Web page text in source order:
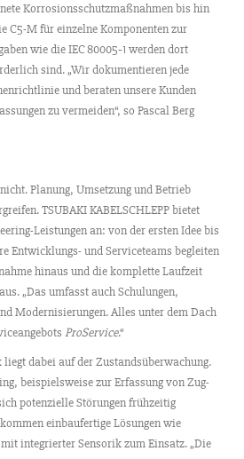
Korrosionsschutzmaßnahmen bis hin
C5-M für einzelne Komponenten zur
wie die IEC 80005‑1 werden dort
sind. „Wir dokumentieren jede
und beraten unsere Kunden
zu vermeiden“, so Pascal Berg
Planung, Umsetzung und Betrieb
TSUBAKI KABELSCHLEPP bietet
Leistungen an: von der ersten Idee bis
Entwicklungs- und Serviceteams begleiten
hinaus und die komplette Laufzeit
„Das umfasst auch Schulungen,
Modernisierungen. Alles unter dem Dach
ProService.“
liegt dabei auf der Zustandsüberwachung.
beispielsweise zur Erfassung von Zug-
potenzielle Störungen frühzeitig
einbaufertige Lösungen wie
integrierter Sensorik zum Einsatz. „Die